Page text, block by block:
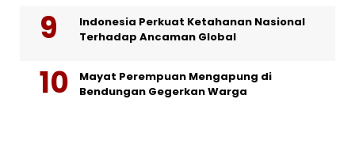
Indonesia Perkuat Ketahanan Nasional
Terhadap Ancaman Global
Mayat Perempuan Mengapung di
Bendungan Gegerkan Warga